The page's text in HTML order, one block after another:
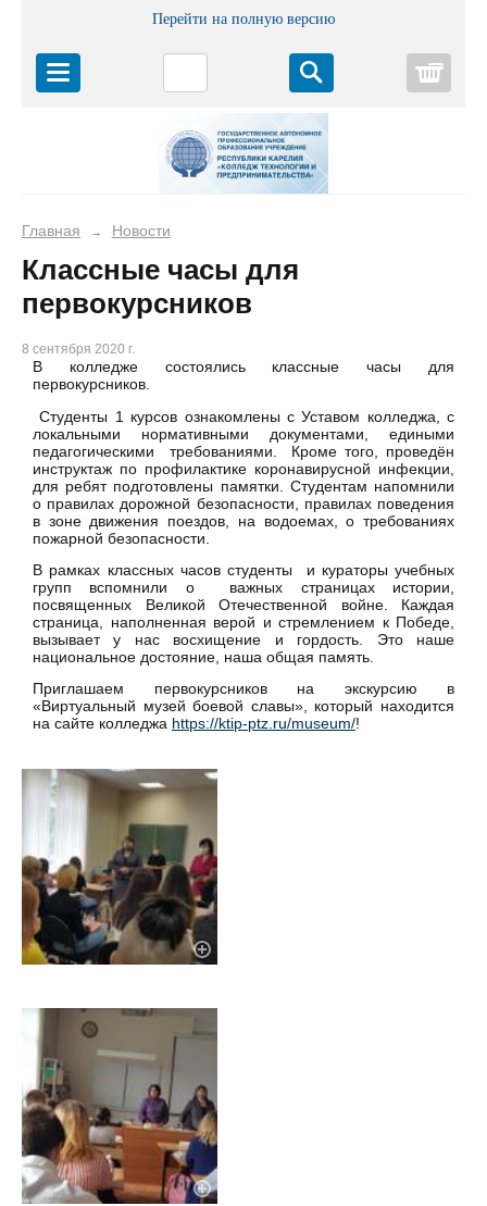
Перейти на полную версию
Главная → Новости
Классные часы для
первокурсников
8 сентября 2020 г.
В колледже состоялись классные часы для
первокурсников.
Студенты 1 курсов ознакомлены с Уставом колледжа, с
локальными нормативными документами, едиными
педагогическими требованиями. Кроме того, проведён
инструктаж по профилактике коронавирусной инфекции,
для ребят подготовлены памятки. Студентам напомнили
о правилах дорожной безопасности, правилах поведения
в зоне движения поездов, на водоемах, о требованиях
пожарной безопасности.
В рамках классных часов студенты и кураторы учебных
групп вспомнили о важных страницах истории,
посвященных Великой Отечественной войне. Каждая
страница, наполненная верой и стремлением к Победе,
вызывает у нас восхищение и гордость. Это наше
национальное достояние, наша общая память.
Приглашаем первокурсников на экскурсию в
«Виртуальный музей боевой славы», который находится
на сайте колледжа https://ktip-ptz.ru/museum/!